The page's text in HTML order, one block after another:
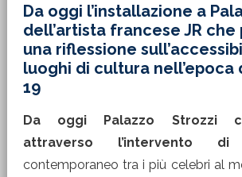
Da oggi l’installazione a
dell’artista francese JR che
una riflessione
luoghi di cultura nell’epoca
19
Da oggi Palazzo Strozzi
attraverso l’intervento
contemporaneo tra i più celebri al